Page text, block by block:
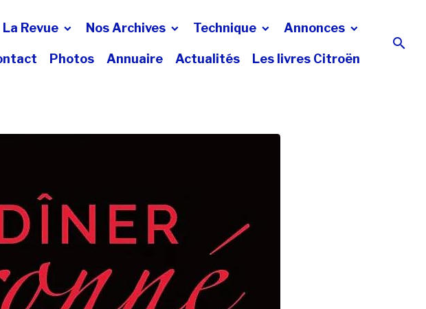
La Revue Nos Archives Technique Annonces
Photos Annuaire Actualités Les livres Citroën